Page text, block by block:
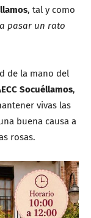
, tal y como
pasar un rato
de la mano del
Socuéllamos,
vivas las
buena causa a
rosas.